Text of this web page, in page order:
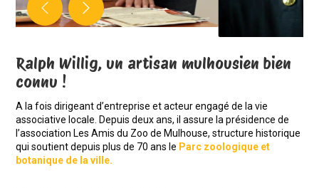
Ralph Willig, un artisan mulhousien bien
connu !
A la fois dirigeant d’entreprise et acteur engagé de la vie
associative locale. Depuis deux ans, il assure la présidence de
l’association Les Amis du Zoo de Mulhouse, structure historique
qui soutient depuis plus de 70 ans le Parc zoologique et
botanique de la ville.